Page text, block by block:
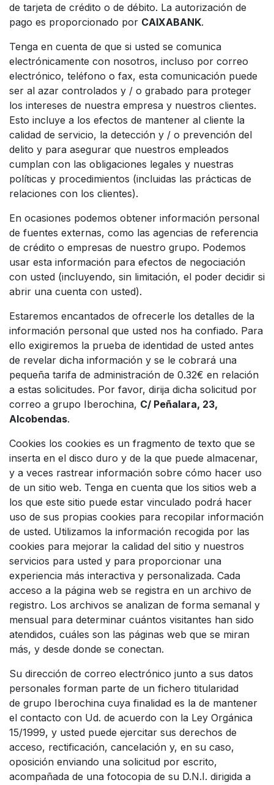
de tarjeta de crédito o de débito. La autorización de
pago es proporcionado por CAIXABANK.
Tenga en cuenta de que si usted se comunica
electrónicamente con nosotros, incluso por correo
electrónico, teléfono o fax, esta comunicación puede
ser al azar controlados y / o grabado para proteger
los intereses de nuestra empresa y nuestros clientes.
Esto incluye a los efectos de mantener al cliente la
calidad de servicio, la detección y / o prevención del
delito y para asegurar que nuestros empleados
cumplan con las obligaciones legales y nuestras
políticas y procedimientos (incluidas las prácticas de
relaciones con los clientes).
En ocasiones podemos obtener información personal
de fuentes externas, como las agencias de referencia
de crédito o empresas de nuestro grupo. Podemos
usar esta información para efectos de negociación
con usted (incluyendo, sin limitación, el poder decidir si
abrir una cuenta con usted).
Estaremos encantados de ofrecerle los detalles de la
información personal que usted nos ha confiado. Para
ello exigiremos la prueba de identidad de usted antes
de revelar dicha información y se le cobrará una
pequeña tarifa de administración de 0.32€ en relación
a estas solicitudes. Por favor, dirija dicha solicitud por
correo a grupo Iberochina, C/ Peñalara, 23,
Alcobendas.
Cookies los cookies es un fragmento de texto que se
inserta en el disco duro y de la que puede almacenar,
y a veces rastrear información sobre cómo hacer uso
de un sitio web. Tenga en cuenta que los sitios web a
los que este sitio puede estar vinculado podrá hacer
uso de sus propias cookies para recopilar información
de usted. Utilizamos la información recogida por las
cookies para mejorar la calidad del sitio y nuestros
servicios para usted y para proporcionar una
experiencia más interactiva y personalizada. Cada
acceso a la página web se registra en un archivo de
registro. Los archivos se analizan de forma semanal y
mensual para determinar cuántos visitantes han sido
atendidos, cuáles son las páginas web que se miran
más, y desde donde se conectan.
Su dirección de correo electrónico junto a sus datos
personales forman parte de un fichero titularidad
de grupo Iberochina cuya finalidad es la de mantener
el contacto con Ud. de acuerdo con la Ley Orgánica
15/1999, y usted puede ejercitar sus derechos de
acceso, rectificación, cancelación y, en su caso,
oposición enviando una solicitud por escrito,
acompañada de una fotocopia de su D.N.I. dirigida a